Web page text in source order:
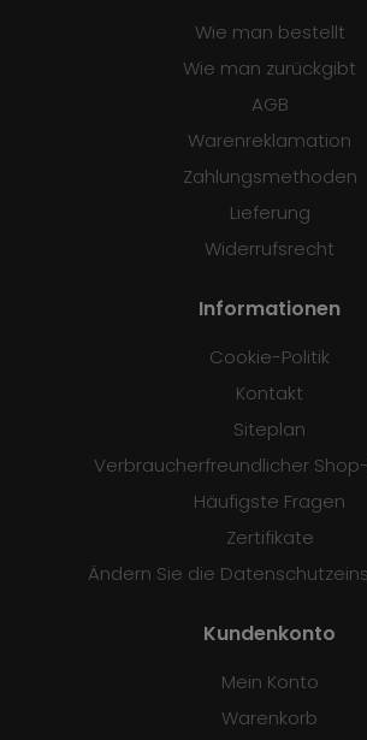
Wie man bestellt
Wie man zurückgibt
AGB
Warenreklamation
Zahlungsmethoden
Lieferung
Widerrufsrecht
Informationen
Cookie-Politik
Kontakt
Siteplan
Verbraucherfreundlicher
Häufigste Fragen
Zertifikate
Ändern Sie die
Kundenkonto
Mein Konto
Warenkorb